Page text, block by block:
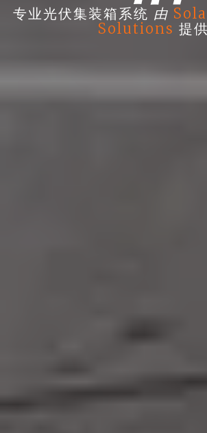
专业光伏集装箱系统 由
Solutions 提供